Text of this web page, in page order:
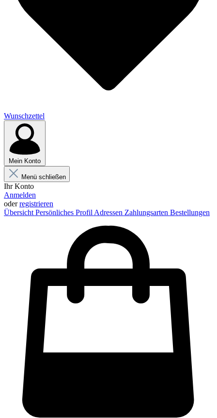
Wunschzettel
Mein Konto
Menü schließen
Ihr Konto
Anmelden
oderregistrieren
Übersicht Persönliches Profil Adressen Zahlungsarten Bestellungen